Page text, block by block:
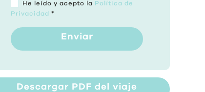
He leído y acepto la Política de
Privacidad *
Enviar
Descargar PDF del viaje